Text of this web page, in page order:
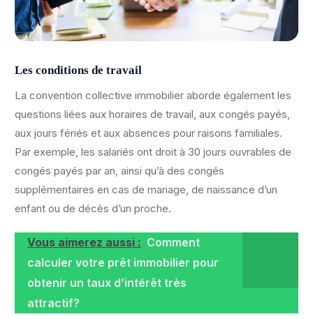
Les conditions de travail
La convention collective immobilier aborde également les
questions liées aux horaires de travail, aux congés payés,
aux jours fériés et aux absences pour raisons familiales.
Par exemple, les salariés ont droit à 30 jours ouvrables de
congés payés par an, ainsi qu’à des congés
supplémentaires en cas de mariage, de naissance d’un
enfant ou de décès d’un proche.
Vous aimerez aussi : Comment
calculer votre prêt immobilier pour
obtenir un taux d’intérêt très
attractif?